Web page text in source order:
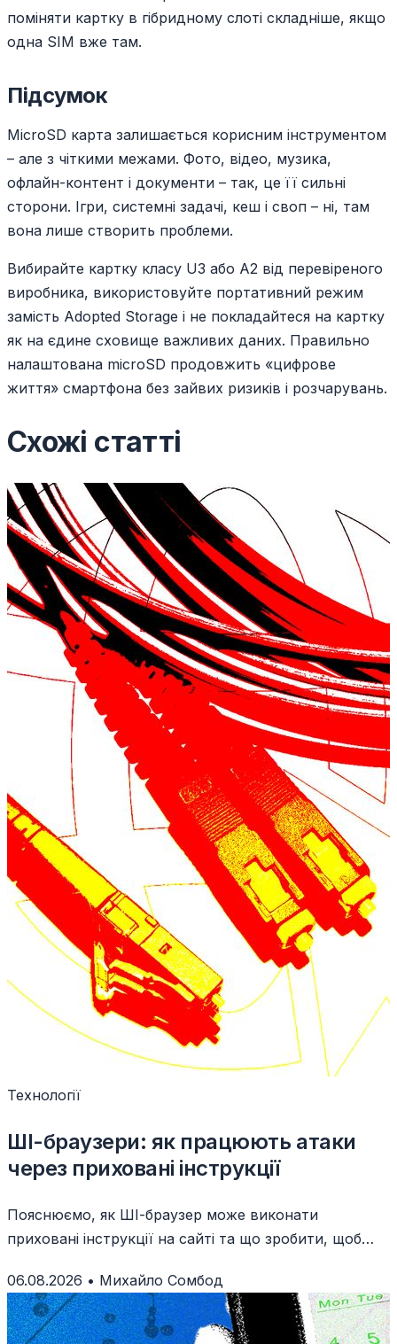
поміняти картку в гібридному слоті складніше, якщо
одна SIM вже там.
Підсумок
MicroSD карта залишається корисним інструментом
– але з чіткими межами. Фото, відео, музика,
офлайн-контент і документи – так, це її сильні
сторони. Ігри, системні задачі, кеш і своп – ні, там
вона лише створить проблеми.
Вибирайте картку класу U3 або A2 від перевіреного
виробника, використовуйте портативний режим
замість Adopted Storage і не покладайтеся на картку
як на єдине сховище важливих даних. Правильно
налаштована microSD продовжить «цифрове
життя» смартфона без зайвих ризиків і розчарувань.
Схожі статті
Технології
ШІ-браузери: як працюють атаки
через приховані інструкції
Пояснюємо, як ШІ-браузер може виконати
приховані інструкції на сайті та що зробити, щоб
06.08.2026 • Михайло Сомбод